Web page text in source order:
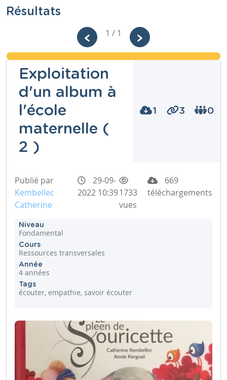
Résultats
1 / 1
Exploitation
d'un album à
l'école
maternelle (
2 )
1 3 0
Publié par
Kembellec
Catherine
29-09-
2022 10:391733
vues
669
téléchargements
Niveau
Fondamental
Cours
Ressources transversales
Année
4 années
Tags
écouter, empathie, savoir écouter